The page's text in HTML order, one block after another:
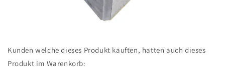
in
öffnen
Kunden welche dieses Produkt kauften, hatten auch dieses
Produkt im Warenkorb: